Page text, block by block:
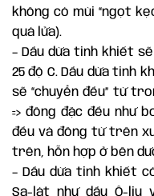
không có mùi “ngọt
quá lửa).
– Dầu dừa tinh khiết
25 độ C. Dầu dừa tinh
sẽ “chuyển đều” từ
=> đông đặc đều như
đều và đông từ trên
trên, hỗn hợp ở bên
– Dầu dừa tinh khiết
Sa-lát như dầu Ô-liu